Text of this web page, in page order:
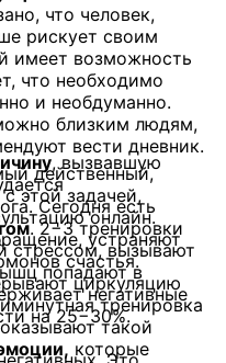
что человек,
рискует своим
имеет возможность
что необходимо
и необдуманно.
близким людям,
вести дневник.
, вызвавшую
действенный,
этой задачей,
Сегодня есть
онлайн.
. 2−3 тренировки
устраняют
стрессом, вызывают
счастья.
попадают в
циркуляцию
негативные
тренировка
на 25−30%.
такой
которые